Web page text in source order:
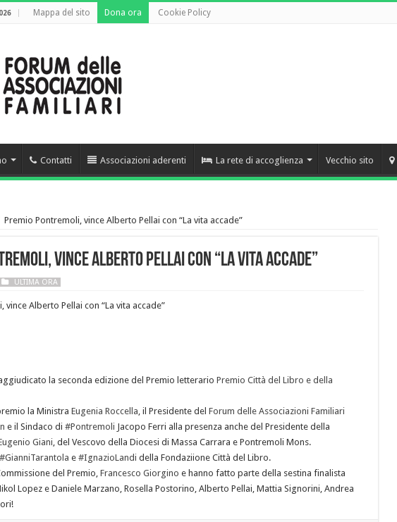
Mappa del sito Dona ora Cookie Policy
Contatti Associazioni aderenti La rete di accoglienza Vecchio sito
Premio Pontremoli, vince Alberto Pellai con “La vita accade”
vince Alberto Pellai con “La vita accade”
ULTIMA ORA
vince Alberto Pellai con “La vita accade”
la seconda edizione del Premio letterario Premio Città del Libro e della
la Ministra Eugenia Roccella, il Presidente del Forum delle Associazioni Familiari
e il Sindaco di #Pontremoli Jacopo Ferri alla presenza anche del Presidente della
Giani, del Vescovo della Diocesi di Massa Carrara e Pontremoli Mons.
#GianniTarantola e #IgnazioLandi della Fondaziione Città del Libro.
del Premio,Francesco Giorgino e hanno fatto parte della sestina finalista
Lopez e Daniele Marzano, Rosella Postorino, Alberto Pellai, Mattia Signorini, Andrea